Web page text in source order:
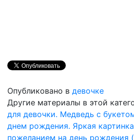
Опубликовано в девочке
Другие материалы в этой
для девочки. Медведь с
днем рождения. Яркая
пожеланием на день рождения